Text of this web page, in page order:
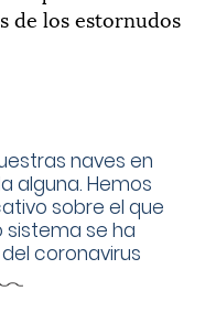
de los estornudos
naves en
alguna. Hemos
sobre el que
se ha
coronavirus